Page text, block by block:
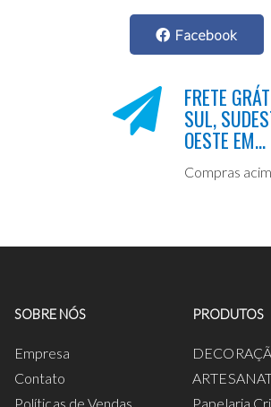
Facebook
FRETE
SUL,
OESTE EM...
Compras
SOBRE NÓS
Empresa
Contato
Políticas de Vendas
PRODUTOS
Papelaria